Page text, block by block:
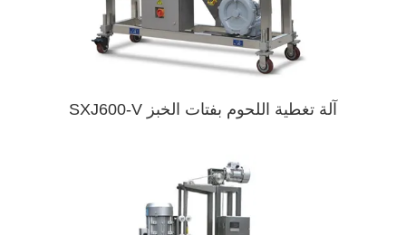
آلة تغطية اللحوم بفتات الخبز SXJ600-V